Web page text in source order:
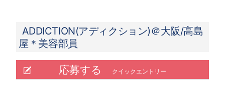
ADDICTION(アディクション)＠大阪/高島
屋＊美容部員
応募する クイックエントリー